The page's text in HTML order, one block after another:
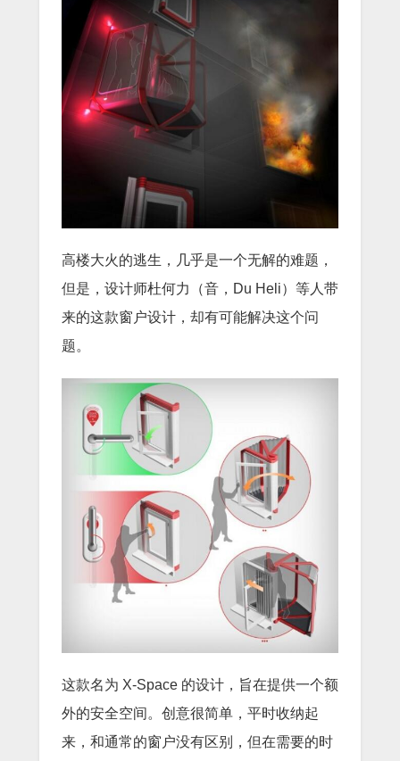
高楼大火的逃生，几乎是一个无解的难题，
但是，设计师杜何力（音，Du Heli）等人带
来的这款窗户设计，却有可能解决这个问
题。
这款名为 X-Space 的设计，旨在提供一个额
外的安全空间。创意很简单，平时收纳起
来，和通常的窗户没有区别，但在需要的时